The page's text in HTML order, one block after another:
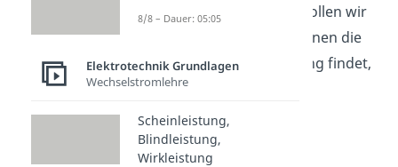
Im Folgenden Abschnitt wollen wir
auf einige Beispiele, bei denen die
Lenzsche RegelAnwendung findet,
genauer eingehen.
8/8 – Dauer: 05:05
Elektrotechnik Grundlagen
Wechselstromlehre
Scheinleistung,
Blindleistung,
Wirkleistung